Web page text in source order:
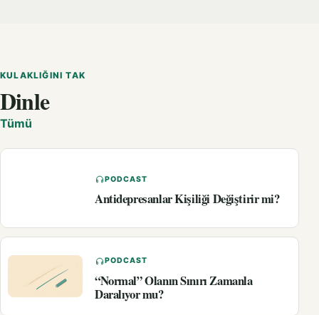
KULAKLIĞINI TAK
Dinle
Tümü
PODCAST
Antidepresanlar Kişiliği Değiştirir mi?
PODCAST
“Normal” Olanın Sınırı Zamanla
Daralıyor mu?